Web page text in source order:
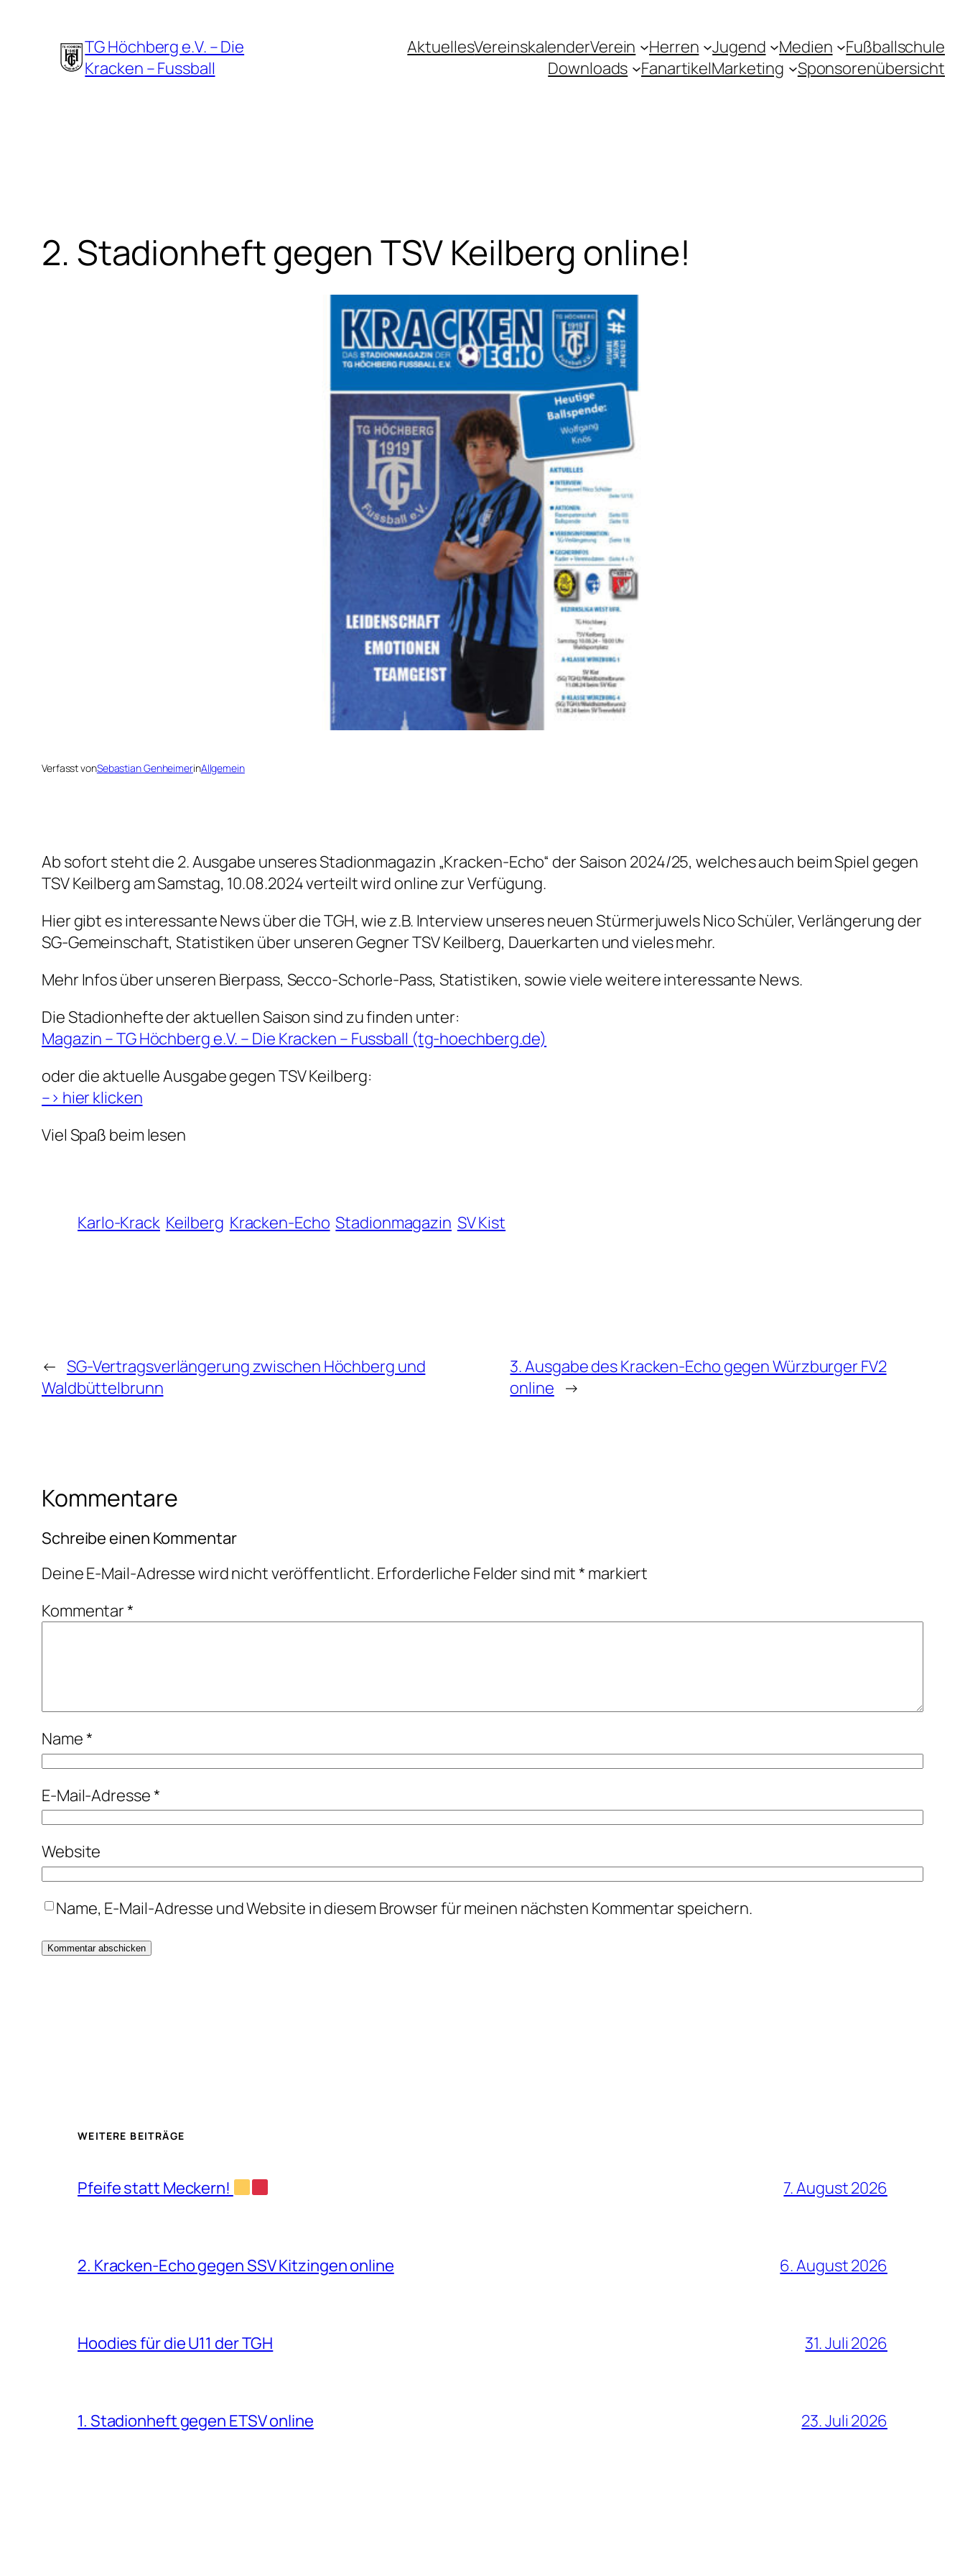
springen
TG Höchberg e.V. – Die
Kracken – Fussball
AktuellesVereinskalenderVerein Herren Jugend Medien
Fußballschule
Downloads
FanartikelMarketing Sponsorenübersicht
2. Stadionheft gegen TSV Keilberg online!
Verfasst vonSebastian GenheimerinAllgemein
Ab sofort steht die 2. Ausgabe unseres Stadionmagazin „Kracken-Echo“ der Saison 2024/25, welches auch beim Spiel gegen
TSV Keilberg am Samstag, 10.08.2024 verteilt wird online zur Verfügung.
Hier gibt es interessante News über die TGH, wie z.B. Interview unseres neuen Stürmerjuwels Nico Schüler, Verlängerung der
SG-Gemeinschaft, Statistiken über unseren Gegner TSV Keilberg, Dauerkarten und vieles mehr.
Mehr Infos über unseren Bierpass, Secco-Schorle-Pass, Statistiken, sowie viele weitere interessante News.
Die Stadionhefte der aktuellen Saison sind zu finden unter:
Magazin – TG Höchberg e.V. – Die Kracken – Fussball (tg-hoechberg.de)
oder die aktuelle Ausgabe gegen TSV Keilberg:
–> hier klicken
Viel Spaß beim lesen
Karlo-Krack Keilberg Kracken-Echo Stadionmagazin SV Kist
← SG-Vertragsverlängerung zwischen Höchberg und
Waldbüttelbrunn
3. Ausgabe des Kracken-Echo gegen Würzburger FV2
online →
Kommentare
Schreibe einen Kommentar
Deine E-Mail-Adresse wird nicht veröffentlicht. Erforderliche Felder sind mit* markiert
Kommentar*
Name*
E-Mail-Adresse*
Website
Name, E-Mail-Adresse und Website in diesem Browser für meinen nächsten Kommentar speichern.
WEITERE BEITRÄGE
Pfeife statt Meckern! 7. August 2026
2. Kracken-Echo gegen SSV Kitzingen online 6. August 2026
Hoodies für die U11 der TGH 31. Juli 2026
1. Stadionheft gegen ETSV online 23. Juli 2026